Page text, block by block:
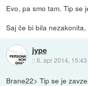
Evo, pa smo tam. Tip se
Saj če bi bila
jype
::6. apr 2014, 15:43
Brane22> Tip se je